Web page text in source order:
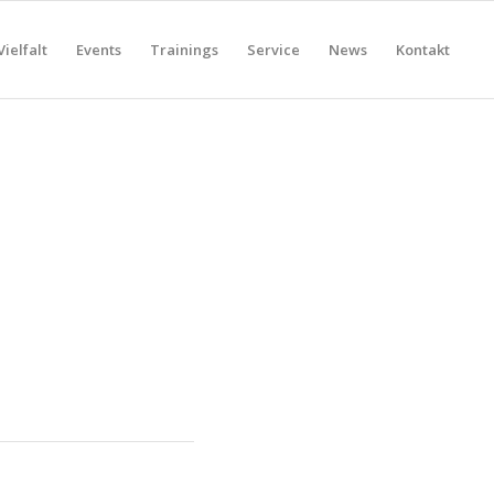
Events Trainings Service News Kontakt